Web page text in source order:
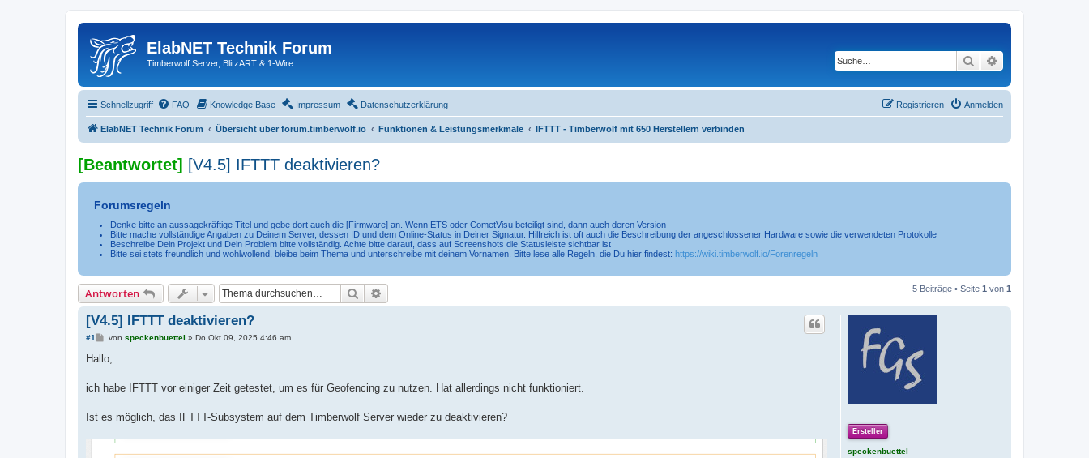
ElabNET Technik Forum
Timberwolf Server, BlitzART & 1-Wire Suche
Schnellzugriff FAQ Knowledge Base Impressum Datenschutzerklärung Anmelden
Registrieren
ElabNET Technik Forum Übersicht über forum.timberwolf.io Funktionen & Leistungsmerkmale IFTTT - Timberwolf mit 650 Herstellern verbinden
[Beantwortet] [V4.5] IFTTT deaktivieren?
Forumsregeln
Denke bitte an aussagekräftige Titel und gebe dort auch die [Firmware] an. Wenn ETS oder CometVisu beteiligt sind, dann auch deren Version
Bitte mache vollständige Angaben zu Deinem Server, dessen ID und dem Online-Status in Deiner Signatur. Hilfreich ist oft auch die Beschreibung der angeschlossener Hardware sowie die verwendeten Protokolle
Beschreibe Dein Projekt und Dein Problem bitte vollständig. Achte bitte darauf, dass auf Screenshots die Statusleiste sichtbar ist
Bitte sei stets freundlich und wohlwollend, bleibe beim Thema und unterschreibe mit deinem Vornamen. Bitte lese alle Regeln, die Du hier findest: https://wiki.timberwolf.io/Forenregeln
Antworten Suche 5 Beiträge • Seite 1 von 1
Ersteller
speckenbuettel
[V4.5] IFTTT deaktivieren?
#1
B
i
a
von speckenbuettel » Do Okt 09, 2025 4:46 am
Hallo,
ich habe IFTTT vor einiger Zeit getestet, um es für Geofencing zu nutzen. Hat allerdings nicht funktioniert.
Ist es möglich, das IFTTT-Subsystem auf dem Timberwolf Server wieder zu deaktivieren?